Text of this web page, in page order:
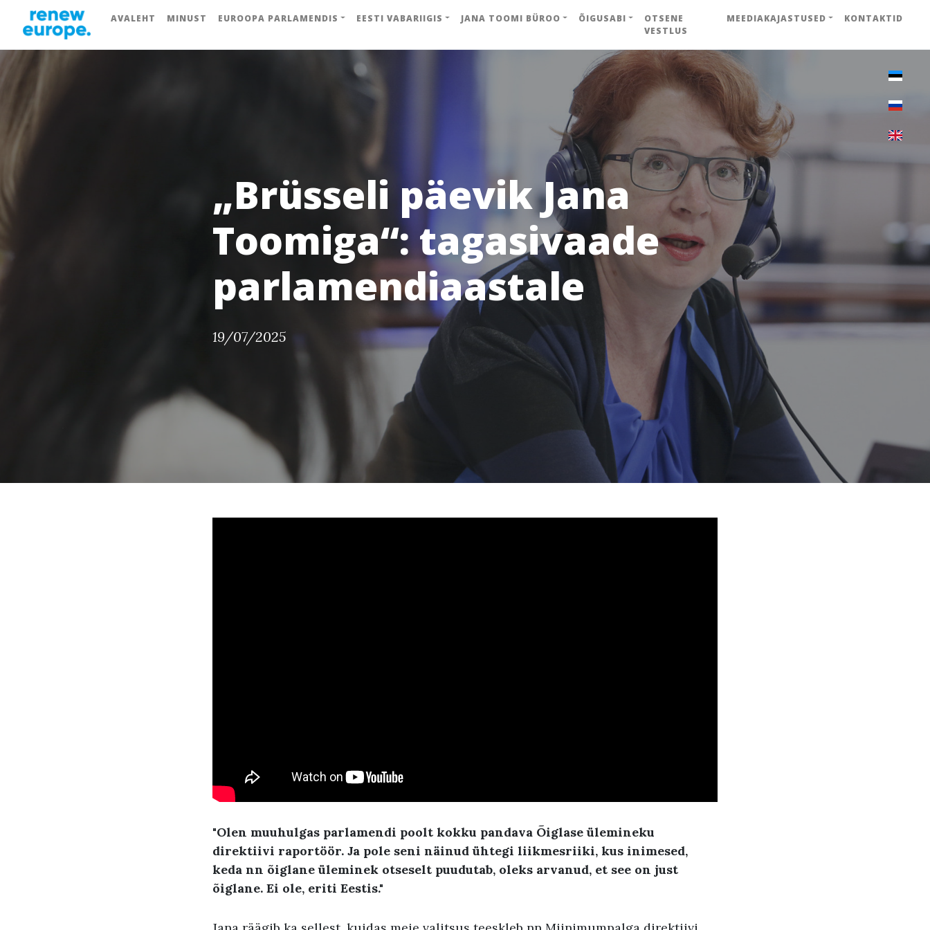
AVALEHT MINUST EUROOPA PARLAMENDIS EESTI VABARIIGIS JANA TOOMI BÜROO ÕIGUSABI
OTSENE
VESTLUS
MEEDIAKAJASTUSED KONTAKTID
„Brüsseli päevik Jana
Toomiga“: tagasivaade
parlamendiaastale
19/07/2025
"Olen muuhulgas parlamendi poolt kokku pandava Õiglase ülemineku
direktiivi raportöör. Ja pole seni näinud ühtegi liikmesriiki, kus inimesed,
keda nn õiglane üleminek otseselt puudutab, oleks arvanud, et see on just
õiglane. Ei ole, eriti Eestis."